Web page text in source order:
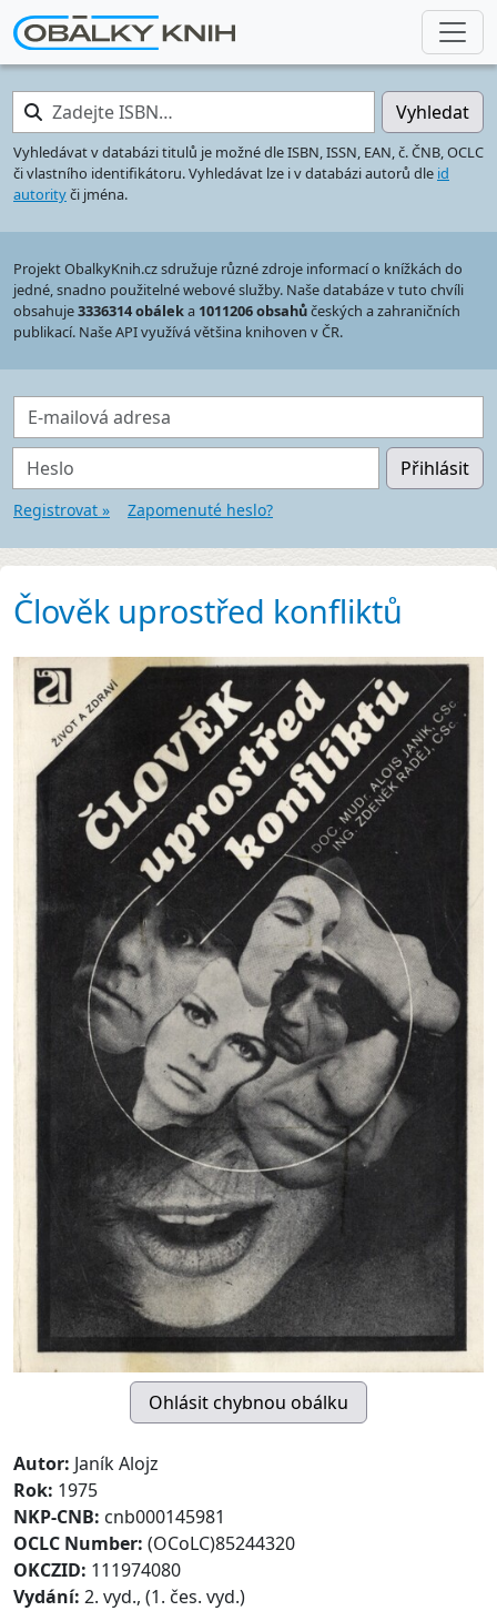
Zadejte ISBN… Vyhledat
Vyhledávat v databázi titulů je možné dle ISBN, ISSN, EAN, č. ČNB, OCLC
či vlastního identifikátoru. Vyhledávat lze i v databázi autorů dle id
autorityči jména.
Projekt ObalkyKnih.cz sdružuje různé zdroje informací o knížkách do
jedné, snadno použitelné webové služby. Naše databáze v tuto chvíli
obsahuje3336314 obáleka 1011206 obsahůčeských a zahraničních
publikací. Naše API využívá většina knihoven v ČR.
E-mailová adresa
Heslo Přihlásit
Registrovat » Zapomenuté heslo?
Člověk uprostřed konfliktů
Autor: Janík Alojz
Rok: 1975
NKP-CNB: cnb000145981
OCLC Number: (OCoLC)85244320
OKCZID: 111974080
Vydání: 2. vyd., (1. čes. vyd.)